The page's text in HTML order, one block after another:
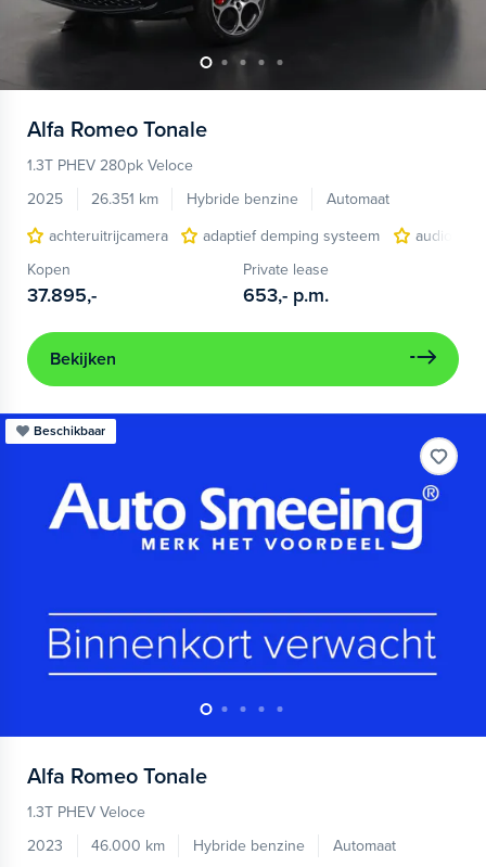
Alfa Romeo Tonale
1.3T PHEV 280pk Veloce
2025
26.351 km Hybride benzine
Automaat
achteruitrijcamera
adaptief demping systeem
audio
Kopen
37.895,-
Private lease
653,- p.m.
Bekijken
Beschikbaar
Alfa Romeo Tonale
1.3T PHEV Veloce
2023
46.000 km Hybride benzine
Automaat